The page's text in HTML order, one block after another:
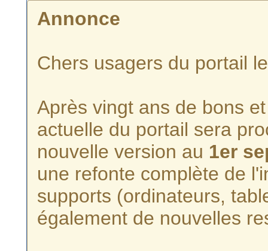
Annonce
Chers usagers du portail
Après vingt ans de bons
actuelle du portail sera
nouvelle version au 1er
une refonte complète de
supports (ordinateurs,
également de nouvelles